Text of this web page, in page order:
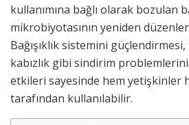
kullanımına bağlı olarak bozulan
mikrobiyotasının yeniden
Bağışıklık sistemini
kabızlık gibi sindirim
etkileri sayesinde hem yetişkinler
tarafından kullanılabilir.